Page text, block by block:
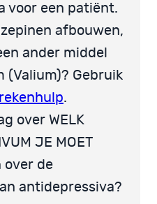
voor een patiënt.
afbouwen,
ander middel
(Valium)? Gebruik
.
over WELK
JE MOET
over de
antidepressiva?